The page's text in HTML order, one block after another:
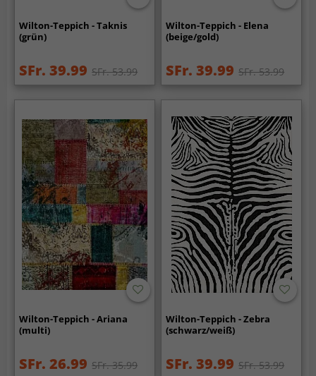
Wilton-Teppich - Taknis
(grün)
SFr. 39.99 SFr. 53.99
Wilton-Teppich - Elena
(beige/gold)
SFr. 39.99 SFr. 53.99
Wilton-Teppich - Ariana
(multi)
SFr. 26.99 SFr. 35.99
Wilton-Teppich - Zebra
(schwarz/weiß)
SFr. 39.99 SFr. 53.99